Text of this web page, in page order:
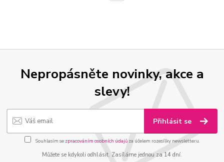
Nepropásněte novinky, akce a
slevy!
Přihlásit se
Souhlasím se zpracováním osobních údajůza účelem rozesílky newsletteru.
Můžete se kdykoli odhlásit. Zasíláme jednou za 14 dní.